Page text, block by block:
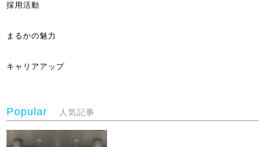
採用活動
まるかの魅力
キャリアアップ
Popular 人気記事